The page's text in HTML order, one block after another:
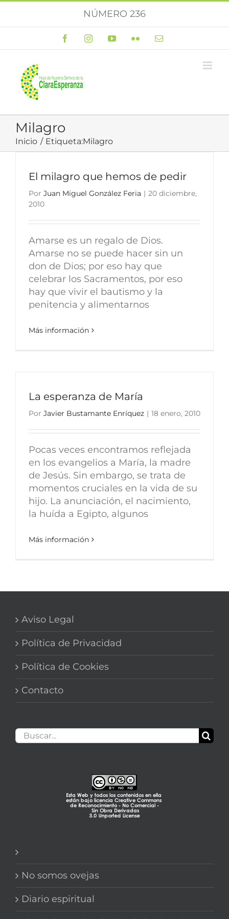
NÚMERO 236
FacebookInstagramYouTubeFlickr Correo
Milagro
Inicio Etiqueta:Milagro
El milagro que hemos de pedir
Por Juan Miguel González Feria | 20 diciembre,
2010
Amarse es un regalo de Dios.
Amarse no se puede hacer sin un
don de Dios; por eso hay que
celebrar los Sacramentos, por eso
hay que vivir el bautismo y la
penitencia y alimentarnos
Más información
La esperanza de María
Por Javier Bustamante Enríquez | 18 enero, 2010
Pocas veces encontramos reflejada
en los evangelios a María, la madre
de Jesús. Sin embargo, se trata de
momentos cruciales en la vida de su
hijo. La anunciación, el nacimiento,
la huída a Egipto, algunos
Más información
Aviso Legal
Política de Privacidad
Política de Cookies
Contacto
Buscar:
No somos ovejas
Diario espiritual